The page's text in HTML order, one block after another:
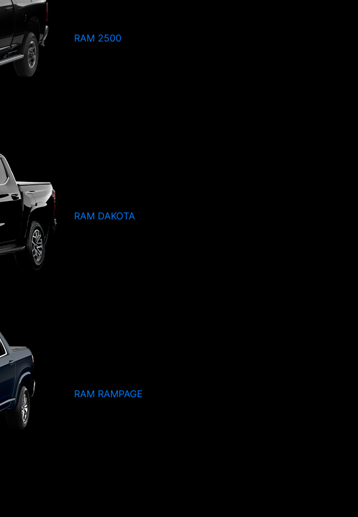
RAM 2500
RAM DAKOTA
RAM RAMPAGE